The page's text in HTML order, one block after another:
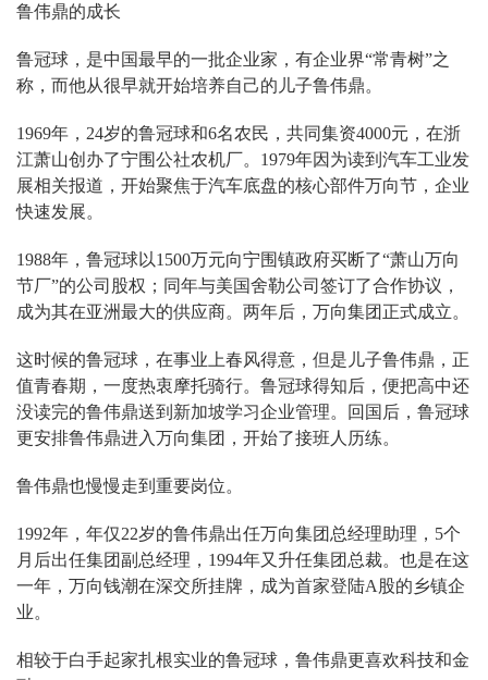
鲁伟鼎的成长
鲁冠球，是中国最早的一批企业家，有企业界“常青树”之
称，而他从很早就开始培养自己的儿子鲁伟鼎。
1969年，24岁的鲁冠球和6名农民，共同集资4000元，在浙
江萧山创办了宁围公社农机厂。1979年因为读到汽车工业发
展相关报道，开始聚焦于汽车底盘的核心部件万向节，企业
快速发展。
1988年，鲁冠球以1500万元向宁围镇政府买断了“萧山万向
节厂”的公司股权；同年与美国舍勒公司签订了合作协议，
成为其在亚洲最大的供应商。两年后，万向集团正式成立。
这时候的鲁冠球，在事业上春风得意，但是儿子鲁伟鼎，正
值青春期，一度热衷摩托骑行。鲁冠球得知后，便把高中还
没读完的鲁伟鼎送到新加坡学习企业管理。回国后，鲁冠球
更安排鲁伟鼎进入万向集团，开始了接班人历练。
鲁伟鼎也慢慢走到重要岗位。
1992年，年仅22岁的鲁伟鼎出任万向集团总经理助理，5个
月后出任集团副总经理，1994年又升任集团总裁。也是在这
一年，万向钱潮在深交所挂牌，成为首家登陆A股的乡镇企
业。
相较于白手起家扎根实业的鲁冠球，鲁伟鼎更喜欢科技和金